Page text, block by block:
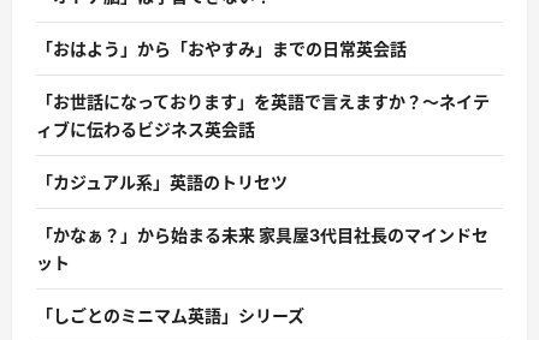
「おはよう」から「おやすみ」までの日常英会話
「お世話になっております」を英語で言えますか？〜ネイテ
ィブに伝わるビジネス英会話
「カジュアル系」英語のトリセツ
「かなぁ？」から始まる未来 家具屋3代目社長のマインドセ
ット
「しごとのミニマム英語」シリーズ